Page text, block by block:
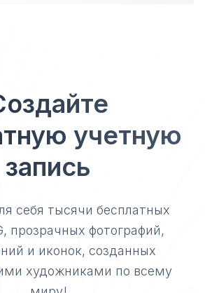
учетную
запись
себя тысячи бесплатных
прозрачных фотографий,
и иконок, созданных
художниками по всему